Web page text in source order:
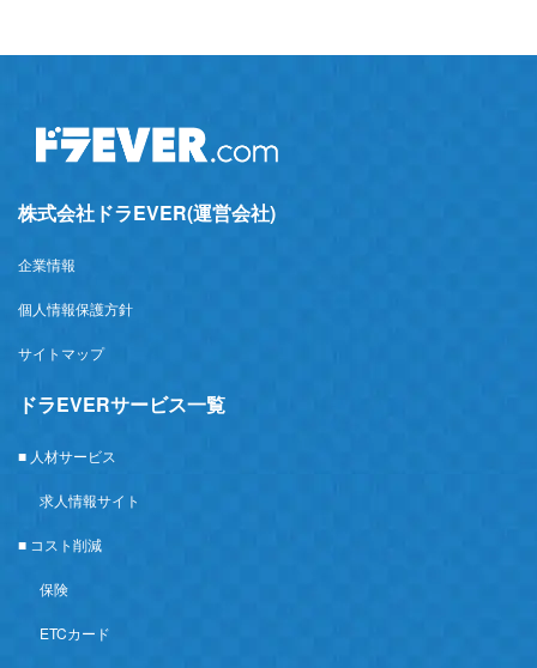
株式会社ドラEVER(運営会社)
企業情報
個人情報保護方針
サイトマップ
ドラEVERサービス一覧
■ 人材サービス
求人情報サイト
■ コスト削減
保険
ETCカード